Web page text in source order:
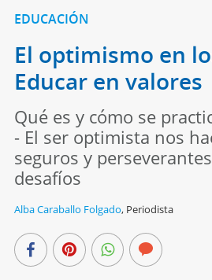
EDUCACIÓN
El optimismo en
Educar en valores
Qué es y cómo se
- El ser optimista nos
seguros y
desafíos
Alba Caraballo Folgado, Periodista